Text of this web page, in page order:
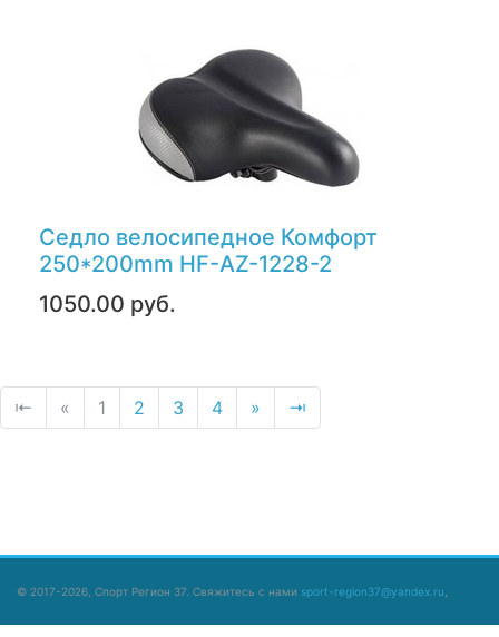
Седло велосипедное Комфорт
250*200mm HF-AZ-1228-2
1050.00 руб.
⇤ « 1 2 3 4 » ⇥
© 2017-2026, Спорт Регион 37. Свяжитесь с нами sport-region37@yandex.ru